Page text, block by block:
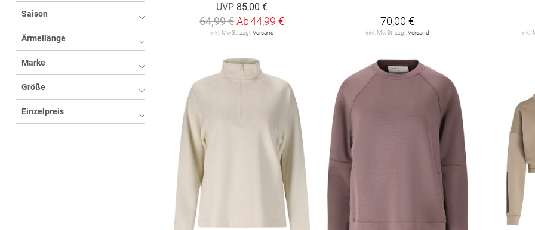
Motivprint
Saison
Ärmellänge
Marke
Größe
Einzelpreis
UVP 85,00 €
64,99 €Ab44,99 €
inkl. MwSt. zzgl. Versand
70,00 €
inkl. MwSt. zzgl.Versand inkl.